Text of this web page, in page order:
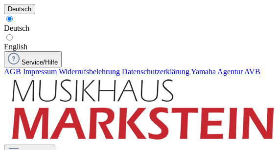
Deutsch
Deutsch
English
Service/Hilfe
AGB Impressum Widerrufsbelehrung DatenschutzerklärungYamaha Agentur AVB